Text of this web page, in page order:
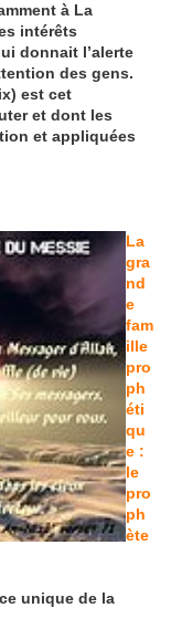
à La
intérêts
donnait l’alerte
des gens.
est cet
et dont les
et appliquées
La
gra
nd
e
fam
ille
pro
ph
éti
qu
e :
le
pro
ph
ète
unique de la